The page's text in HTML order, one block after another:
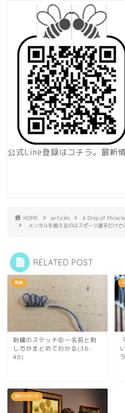
公式Line登録はコチラ。最新
HOME articles
A Drop of
メンタルを鍛えるのはスポーツ選手だけで
RELATED POST
刺繍
刺繍のステッチ⑥―名前と刺
し方がまとめてわかる(38-
48)
色のいろいろ